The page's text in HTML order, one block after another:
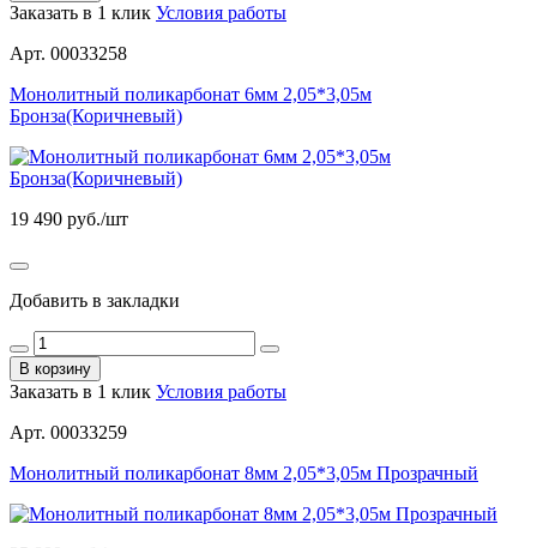
Заказать в 1 клик Условия работы
Арт. 00033258
Монолитный поликарбонат 6мм 2,05*3,05м
Бронза(Коричневый)
19 490 руб./шт
Добавить в закладки
В корзину
Заказать в 1 клик Условия работы
Арт. 00033259
Монолитный поликарбонат 8мм 2,05*3,05м Прозрачный